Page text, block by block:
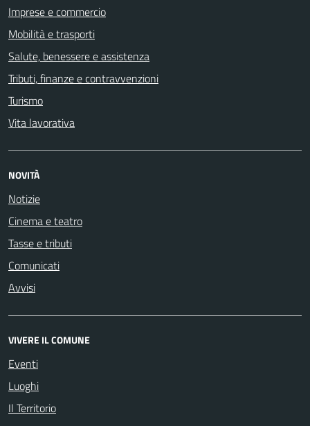
Imprese e commercio
Mobilità e trasporti
Salute, benessere e assistenza
Tributi, finanze e contravvenzioni
Turismo
Vita lavorativa
NOVITÀ
Notizie
Cinema e teatro
Tasse e tributi
Comunicati
Avvisi
VIVERE IL COMUNE
Eventi
Luoghi
Il Territorio